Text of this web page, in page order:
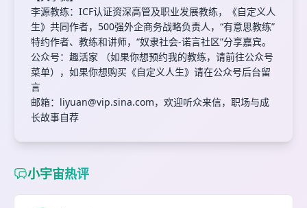
李源教练：ICF认证资深高管及职业发展教练，《自定义人
生》共同作者，500强外企商务战略负责人，“有意思教练”
特约作者、教练和讲师，“奴隶社会-诺言社区”分享嘉宾。
公众号：趣活家 （如果你想预约我的教练，请前往公众号
菜单），如果你想购买《自定义人生》请在公众号后台留
言
邮箱： liyuan@vip.sina.com，欢迎听众来信，职场与成
长故事自荐
小宇宙热评